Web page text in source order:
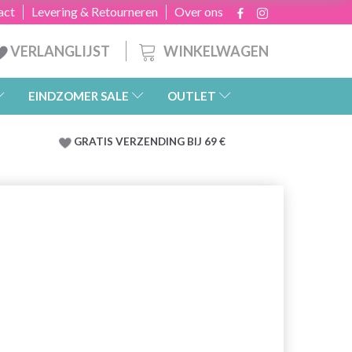
Over ons
Levering & Retourneren
WINKELWAGEN
VERLANGLIJST
EINDZOMER SALE OUTLET
GRATIS VERZENDING BIJ 69 €